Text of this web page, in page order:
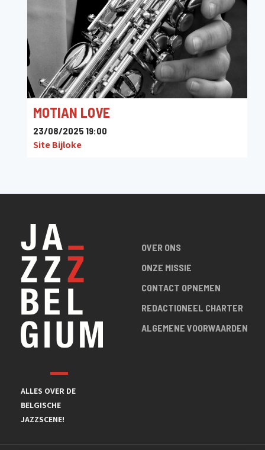
MOTIAN LOVE
23/08/2025 19:00
Site Bijloke
ALLES OVER DE
BELGISCHE
JAZZSCENE!
OVER ONS
ONZE MISSIE
CONTACT OPNEMEN
REDACTIONEEL CHARTER
ALGEMENE VOORWAARDEN